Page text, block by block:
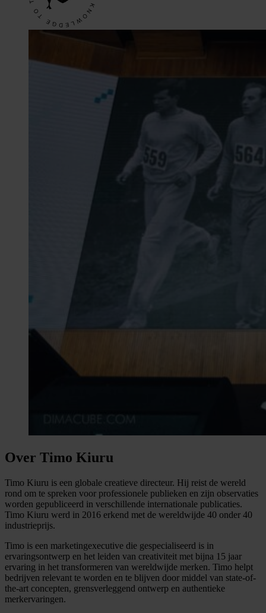
Over Timo Kiuru
Timo Kiuru is een globale creatieve directeur. Hij reist de wereld
rond om te spreken voor professionele publieken en zijn observaties
worden gepubliceerd in verschillende internationale publicaties.
Timo Kiuru werd in 2016 erkend met de wereldwijde 40 onder 40
industrieprijs.
Timo is een marketingexecutive die gespecialiseerd is in
ervaringsontwerp en het leiden van creativiteit met bijna 15 jaar
ervaring in het transformeren van wereldwijde merken. Timo helpt
bedrijven relevant te worden en te blijven door middel van state-of-
the-art concepten, grensverleggend ontwerp en authentieke
merkervaringen.